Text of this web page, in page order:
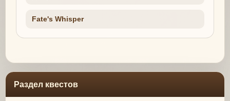
Fate's Whisper
Раздел квестов